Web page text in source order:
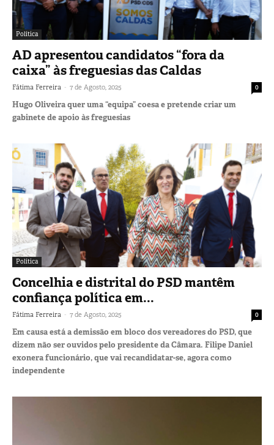
Política
AD apresentou candidatos “fora da
caixa” às freguesias das Caldas
Fátima Ferreira - 7 de Agosto, 2025 0
Hugo Oliveira quer uma “equipa” coesa e pretende criar um
gabinete de apoio às freguesias
Política
Concelhia e distrital do PSD mantêm
confiança política em...
Fátima Ferreira - 7 de Agosto, 2025 0
Em causa está a demissão em bloco dos vereadores do PSD, que
dizem não ser ouvidos pelo presidente da Câmara. Filipe Daniel
exonera funcionário, que vai recandidatar-se, agora como
independente